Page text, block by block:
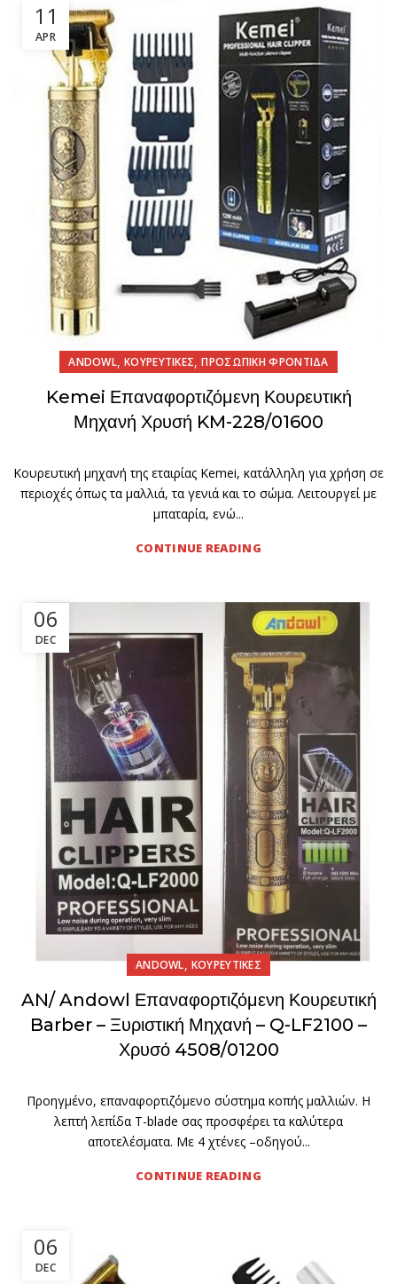
11
APR
ANDOWL,ΚΟΥΡΕΥΤΙΚΕΣ,ΠΡΟΣΩΠΙΚΗ ΦΡΟΝΤΙΔΑ
Kemei Επαναφορτιζόμενη Κουρευτική
Μηχανή Χρυσή KM-228/01600
Κουρευτική μηχανή της εταιρίας Kemei, κατάλληλη για χρήση σε
περιοχές όπως τα μαλλιά, τα γενιά και το σώμα. Λειτουργεί με
μπαταρία, ενώ...
CONTINUE READING
06
DEC
ANDOWL, ΚΟΥΡΕΥΤΙΚΕΣ
AN/ Andowl Επαναφορτιζόμενη Κουρευτική
Barber – Ξυριστική Μηχανή – Q-LF2100 –
Χρυσό 4508/01200
Προηγμένο, επαναφορτιζόμενο σύστημα κοπής μαλλιών. Η
λεπτή λεπίδα T-blade σας προσφέρει τα καλύτερα
αποτελέσματα. Με 4 χτένες –οδηγού...
CONTINUE READING
06
DEC